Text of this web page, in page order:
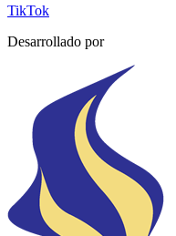
TikTok
Desarrollado por